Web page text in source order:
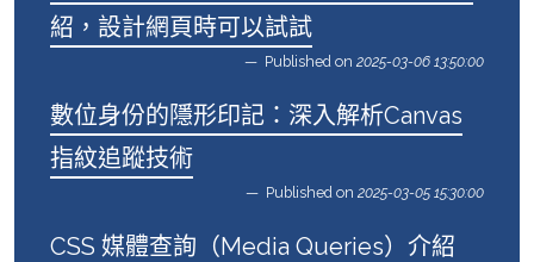
紹，設計網頁時可以試試
Published on 2025-03-06 13:50:00
數位身份的隱形印記：深入解析Canvas
指紋追蹤技術
Published on 2025-03-05 15:30:00
CSS 媒體查詢（Media Queries）介紹